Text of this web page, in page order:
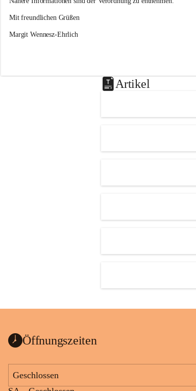
Mit freundlichen Grüßen
Margit Wennesz-Ehrlich
Artikel
Öffnungszeiten
Geschlossen